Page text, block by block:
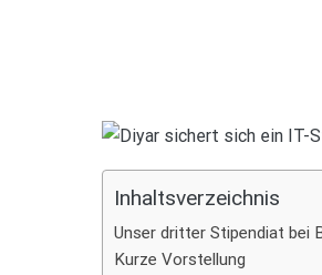
Inhaltsverzeichnis
Unser dritter Stipendiat bei
Kurze Vorstellung